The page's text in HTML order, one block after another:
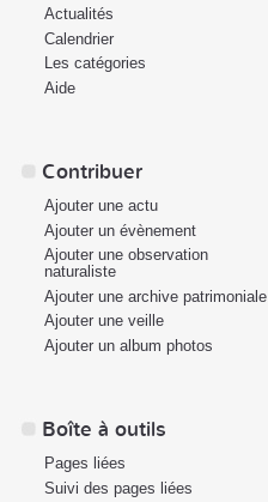
Actualités
Calendrier
Les catégories
Aide
Contribuer
Ajouter une actu
Ajouter un évènement
Ajouter une observation
naturaliste
Ajouter une archive patrimoniale
Ajouter une veille
Ajouter un album photos
Boîte à outils
Pages liées
Suivi des pages liées